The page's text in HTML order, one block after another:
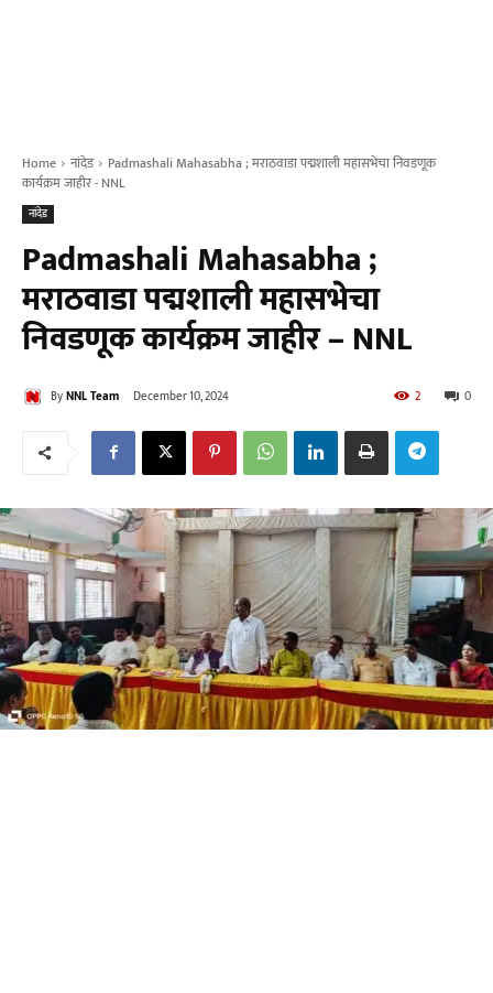
Home नांदेड
Padmashali Mahasabha ; मराठवाडा पद्मशाली महासभेचा निवडणूक
कार्यक्रम जाहीर - NNL
नांदेड
Padmashali Mahasabha ;
मराठवाडा पद्मशाली महासभेचा
निवडणूक कार्यक्रम जाहीर – NNL
ByNNL Team December 10, 2024 0
2